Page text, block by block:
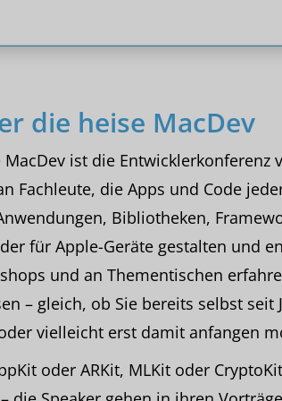
die heise MacDev
MacDev ist die Entwicklerkonferenz
Fachleute, die Apps und Code
Bibliotheken,
für Apple-Geräte gestalten und
und an Thementischen
– gleich, ob Sie bereits selbst
vielleicht erst damit anfangen
oder ARKit, MLKit oder